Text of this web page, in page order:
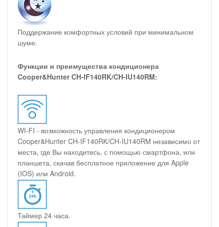
Поддержание комфортных условий при минимальном
шуме.
Функции и преимущества кондиционера
Cooper&Hunter CH-IF140RK/CH-IU140RM:
WI-FI - возможность управления кондиционером
Cooper&Hunter CH-IF140RK/CH-IU140RM независимо от
места, где Вы находитесь, с помощью смартфона, или
планшета, скачав бесплатное приложение для Apple
(IOS) или Android.
Таймер 24 часа.